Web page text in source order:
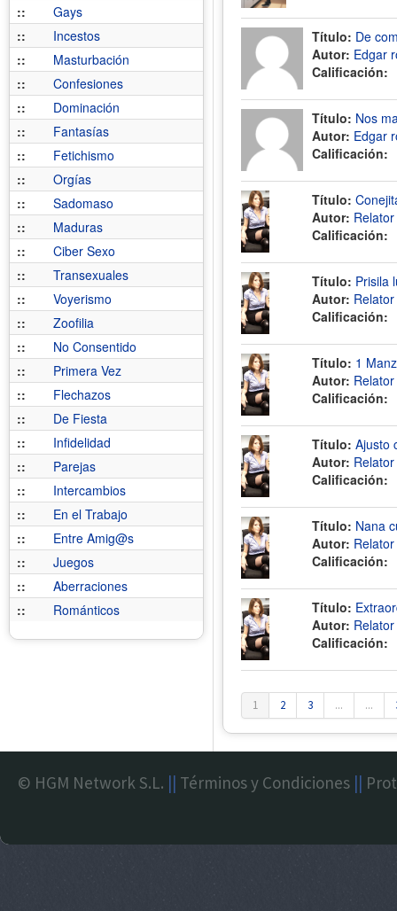
::
Gays
::
Incestos
::
Masturbación
::
Confesiones
::
Dominación
::
Fantasías
::
Fetichismo
::
Orgías
::
Sadomaso
::
Maduras
::
Ciber Sexo
::
Transexuales
::
Voyerismo
::
Zoofilia
::
No Consentido
::
Primera Vez
::
Flechazos
::
De Fiesta
::
Infidelidad
::
Parejas
::
Intercambios
::
En el Trabajo
::
Entre Amig@s
::
Juegos
::
Aberraciones
::
Románticos
Título: De
Autor: Edgar
Calificación:
Título: Nos
Autor: Edgar
Calificación:
Título:
Autor:
Calificación:
Título: Prisila
Autor:
Calificación:
Título: 1
Autor:
Calificación:
Título: Ajusto
Autor:
Calificación:
Título: Nana
Autor:
Calificación:
Título:
Autor:
Calificación:
1 2 3 ... ...
© HGM Network S.L. || Términos y Condiciones ||